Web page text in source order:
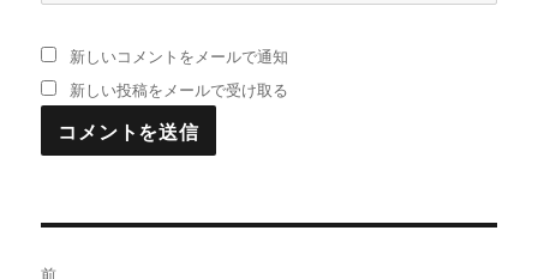
新しいコメントをメールで通知
新しい投稿をメールで受け取る
前